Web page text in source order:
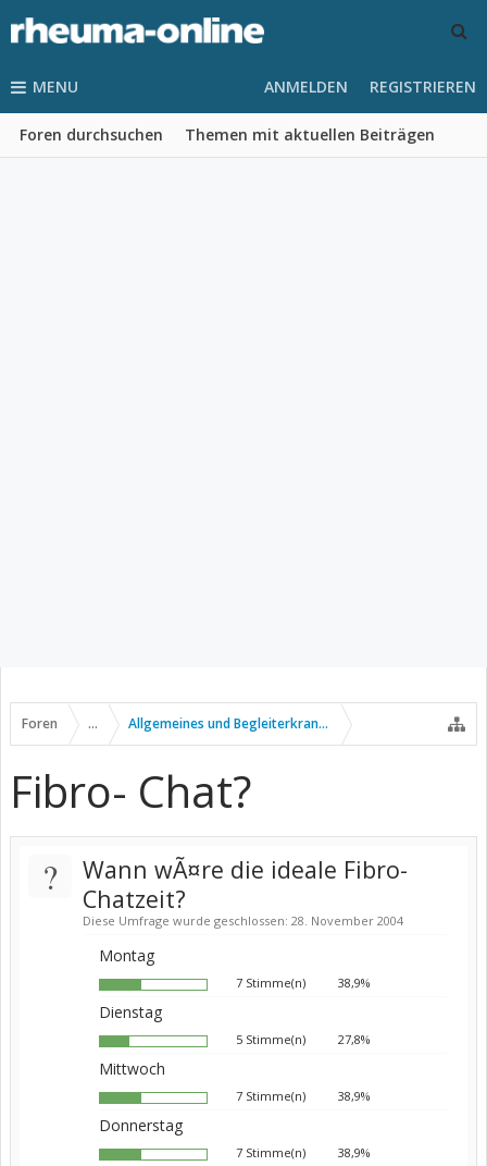
MENU
Foren durchsuchen Themen mit aktuellen Beiträgen
ANMELDEN REGISTRIEREN
Foren ... Allgemeines und Begleiterkrankungen
Fibro- Chat?
?
Wann wÃ¤re die ideale Fibro-
Chatzeit?
Diese Umfrage wurde geschlossen: 28. November 2004
Montag
7 Stimme(n) 38,9%
Dienstag
5 Stimme(n) 27,8%
Mittwoch
7 Stimme(n) 38,9%
Donnerstag
7 Stimme(n) 38,9%